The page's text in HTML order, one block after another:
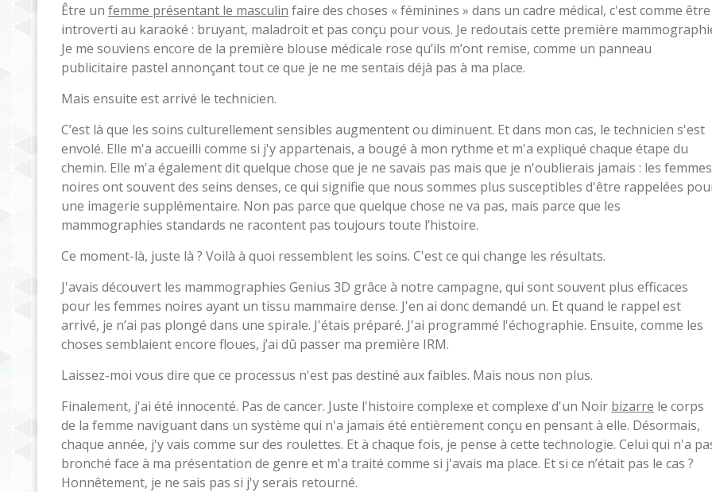
Être un femme présentant le masculin faire des choses « féminines » dans un cadre médical, c'est comme être
introverti au karaoké : bruyant, maladroit et pas conçu pour vous. Je redoutais cette première
Je me souviens encore de la première blouse médicale rose qu’ils m’ont remise, comme un panneau
publicitaire pastel annonçant tout ce que je ne me sentais déjà pas à ma place.
Mais ensuite est arrivé le technicien.
C’est là que les soins culturellement sensibles augmentent ou diminuent. Et dans mon cas, le technicien s'est
envolé. Elle m'a accueilli comme si j'y appartenais, a bougé à mon rythme et m'a expliqué chaque étape du
chemin. Elle m'a également dit quelque chose que je ne savais pas mais que je n'oublierais jamais : les femmes
noires ont souvent des seins denses, ce qui signifie que nous sommes plus susceptibles d'être rappelées
une imagerie supplémentaire. Non pas parce que quelque chose ne va pas, mais parce que les
mammographies standards ne racontent pas toujours toute l’histoire.
Ce moment-là, juste là ? Voilà à quoi ressemblent les soins. C'est ce qui change les résultats.
J'avais découvert les mammographies Genius 3D grâce à notre campagne, qui sont souvent plus efficaces
pour les femmes noires ayant un tissu mammaire dense. J'en ai donc demandé un. Et quand le rappel est
arrivé, je n’ai pas plongé dans une spirale. J'étais préparé. J'ai programmé l'échographie. Ensuite, comme les
choses semblaient encore floues, j’ai dû passer ma première IRM.
Laissez-moi vous dire que ce processus n'est pas destiné aux faibles. Mais nous non plus.
Finalement, j'ai été innocenté. Pas de cancer. Juste l'histoire complexe et complexe d'un Noir bizarre le corps
de la femme naviguant dans un système qui n'a jamais été entièrement conçu en pensant à elle. Désormais,
chaque année, j'y vais comme sur des roulettes. Et à chaque fois, je pense à cette technologie. Celui qui n'a
bronché face à ma présentation de genre et m'a traité comme si j'avais ma place. Et si ce n’était pas le cas ?
Honnêtement, je ne sais pas si j'y serais retourné.